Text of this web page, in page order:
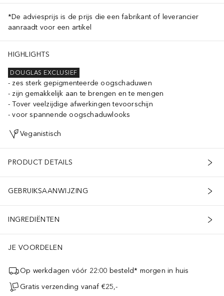
*De adviesprijs is de prijs die een fabrikant of leverancier
aanraadt voor een artikel
HIGHLIGHTS
DOUGLAS EXCLUSIEF
zes sterk gepigmenteerde oogschaduwen
zijn gemakkelijk aan te brengen en te mengen
Tover veelzijdige afwerkingen tevoorschijn
voor spannende oogschaduwlooks
Veganistisch
PRODUCT DETAILS
GEBRUIKSAANWIJZING
INGREDIËNTEN
JE VOORDELEN
Op werkdagen vóór 22:00 besteld* morgen in huis
Gratis verzending vanaf €25,-